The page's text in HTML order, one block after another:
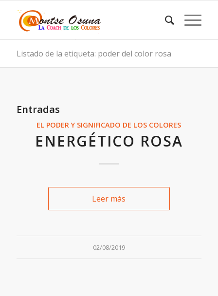
Listado de la etiqueta: poder del color rosa
Entradas
EL PODER Y SIGNIFICADO DE LOS COLORES
ENERGÉTICO ROSA
Leer más
02/08/2019